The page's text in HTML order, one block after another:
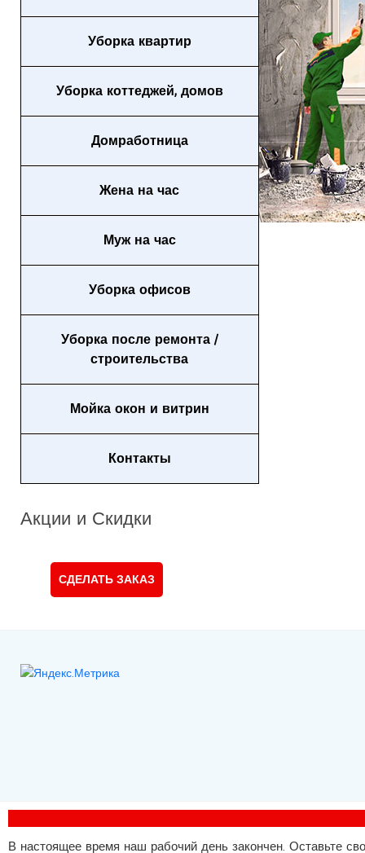
Уборка квартир
Уборка коттеджей, домов
Домработница
Жена на час
Муж на час
Уборка офисов
Уборка после ремонта /
строительства
Мойка окон и витрин
Контакты
Акции и Скидки
СДЕЛАТЬ ЗАКАЗ
В настоящее время наш рабочий день закончен. Оставьте